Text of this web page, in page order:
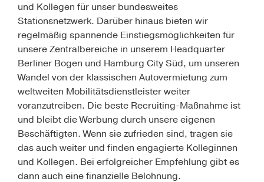
und Kollegen für unser bundesweites
Stationsnetzwerk. Darüber hinaus bieten wir
regelmäßig spannende Einstiegsmöglichkeiten für
unsere Zentralbereiche in unserem Headquarter
Berliner Bogen und Hamburg City Süd, um unseren
Wandel von der klassischen Autovermietung zum
weltweiten Mobilitätsdienstleister weiter
voranzutreiben. Die beste Recruiting-Maßnahme ist
und bleibt die Werbung durch unsere eigenen
Beschäftigten. Wenn sie zufrieden sind, tragen sie
das auch weiter und finden engagierte Kolleginnen
und Kollegen. Bei erfolgreicher Empfehlung gibt es
dann auch eine finanzielle Belohnung.